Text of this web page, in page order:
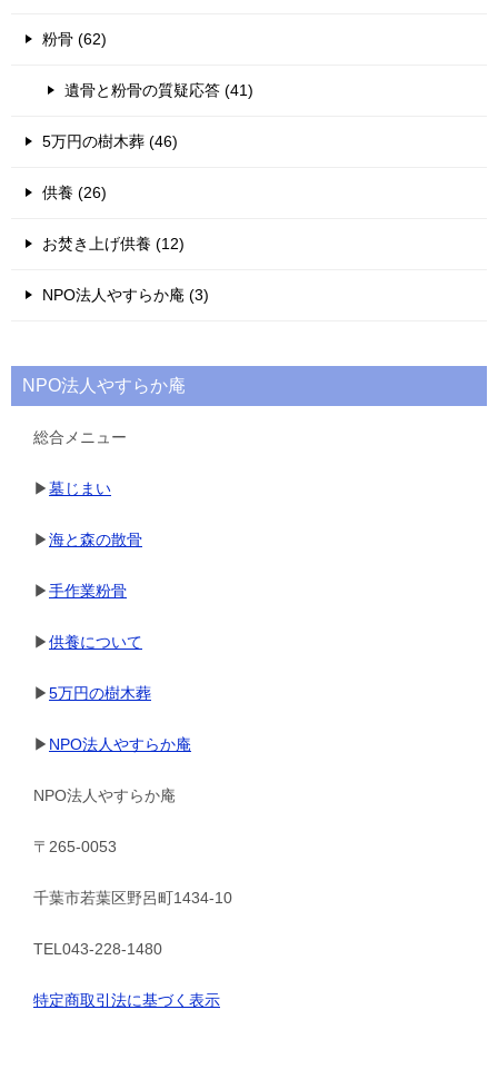
粉骨 (62)
遺骨と粉骨の質疑応答 (41)
5万円の樹木葬 (46)
供養 (26)
お焚き上げ供養 (12)
NPO法人やすらか庵 (3)
NPO法人やすらか庵
総合メニュー
▶墓じまい
▶海と森の散骨
▶手作業粉骨
▶供養について
▶5万円の樹木葬
▶ NPO法人やすらか庵
NPO法人やすらか庵
〒265-0053
千葉市若葉区野呂町1434-10
TEL043-228-1480
特定商取引法に基づく表示